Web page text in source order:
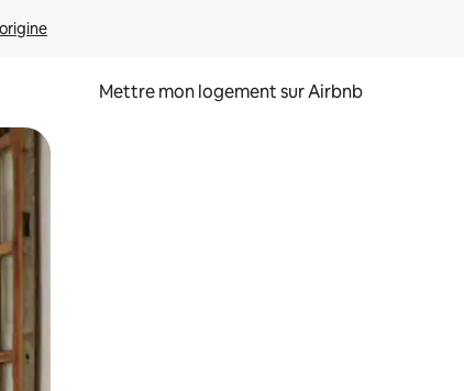
Mettre mon logement sur Airbnb